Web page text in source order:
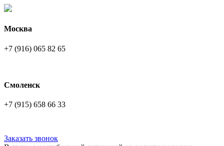
Москва
+7 (916) 065 82 65
Смоленск
+7 (915) 658 66 33
Заказать звонок